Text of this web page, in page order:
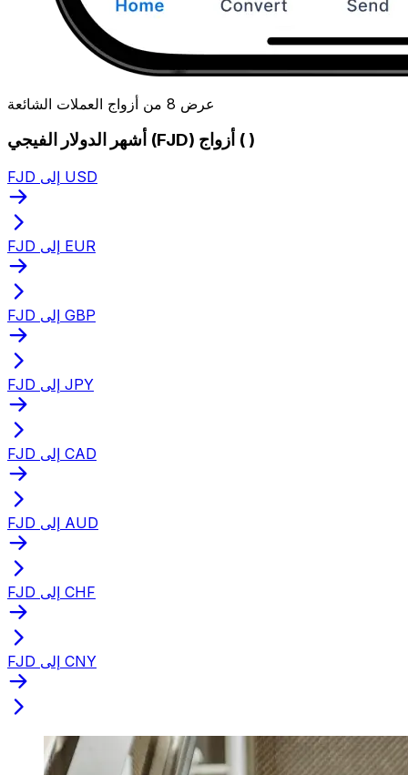
عرض 8 من أزواج العملات الشائعة
أشهر الدولار الفيجي (FJD) أزواج ( )
FJD إلى USD
FJD إلى EUR
FJD إلى GBP
FJD إلى JPY
FJD إلى CAD
FJD إلى AUD
FJD إلى CHF
FJD إلى CNY